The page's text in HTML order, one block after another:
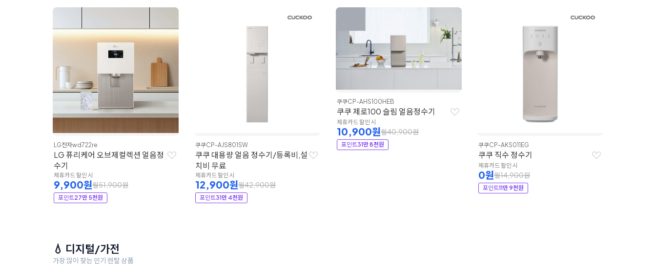
LG전자wd722re
LG 퓨리케어 오브제컬렉션 얼음정
수기
제휴카드 할인 시
9,900원월51,900원
포인트27만 5천원
쿠쿠CP-AJS801SW
쿠쿠 대용량 얼음 정수기/등록비,설
치비 무료
제휴카드 할인 시
12,900원월42,900원
포인트31만 4천원
쿠쿠CP-AHS100HEB
쿠쿠 제로100 슬림 얼음정수기
제휴카드 할인 시
10,900원월40,900원
포인트31만 8천원 쿠쿠CP-AKS011EG
쿠쿠 직수 정수기
제휴카드 할인 시
0원월14,900원
포인트11만 9천원
💧 디지털/가전
가장 많이 찾는 인기 렌탈 상품